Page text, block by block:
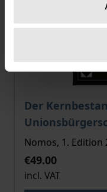
Der
The price
Nomos, 1. Edition
€49.00
incl. VAT